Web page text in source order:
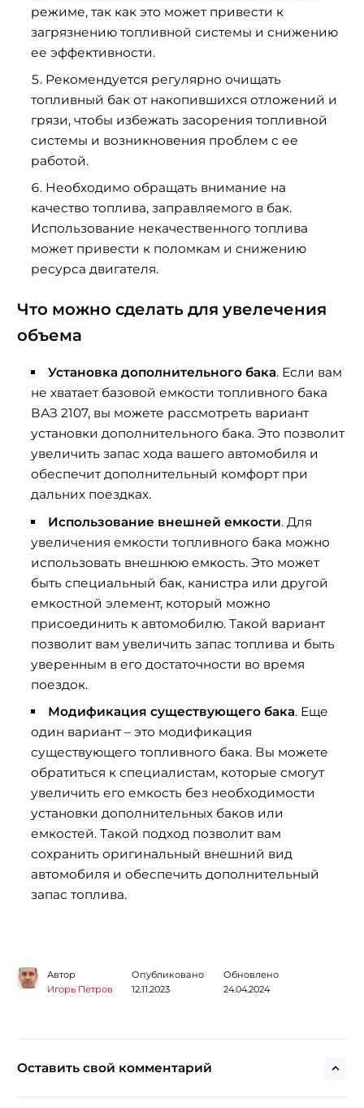
режиме, так как это может привести к
загрязнению топливной системы и снижению
ее эффективности.
Рекомендуется регулярно очищать
топливный бак от накопившихся отложений и
грязи, чтобы избежать засорения топливной
системы и возникновения проблем с ее
работой.
Необходимо обращать внимание на
качество топлива, заправляемого в бак.
Использование некачественного топлива
может привести к поломкам и снижению
ресурса двигателя.
Что можно сделать для увелечения
объема
Установка дополнительного бака. Если вам
не хватает базовой емкости топливного бака
ВАЗ 2107, вы можете рассмотреть вариант
установки дополнительного бака. Это позволит
увеличить запас хода вашего автомобиля и
обеспечит дополнительный комфорт при
дальних поездках.
Использование внешней емкости. Для
увеличения емкости топливного бака можно
использовать внешнюю емкость. Это может
быть специальный бак, канистра или другой
емкостной элемент, который можно
присоединить к автомобилю. Такой вариант
позволит вам увеличить запас топлива и быть
уверенным в его достаточности во время
поездок.
Модификация существующего бака. Еще
один вариант – это модификация
существующего топливного бака. Вы можете
обратиться к специалистам, которые смогут
увеличить его емкость без необходимости
установки дополнительных баков или
емкостей. Такой подход позволит вам
сохранить оригинальный внешний вид
автомобиля и обеспечить дополнительный
запас топлива.
Автор
Игорь Петров
Опубликовано
12.11.2023
Обновлено
24.04.2024
Оставить свой комментарий